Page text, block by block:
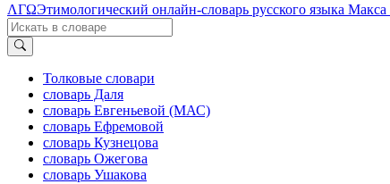
ΛΓΩЭтимологический онлайн-словарь русского языка
Толковые словари
словарь Даля
словарь Евгеньевой (МАС)
словарь Ефремовой
словарь Кузнецова
словарь Ожегова
словарь Ушакова